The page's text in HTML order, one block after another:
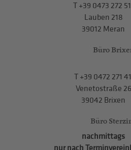
T+39 0473 272
Lauben 218
39012 Meran
Büro
T+39 0472 271
Venetostraße 26
39042 Brixen
Büro
nachmittags